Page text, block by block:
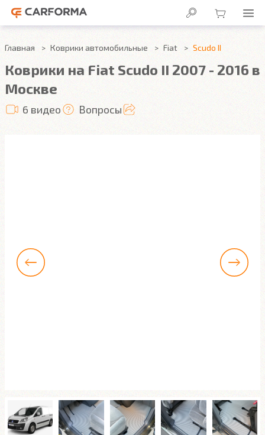
Главная Коврики автомобильные Fiat Scudo II
Коврики на Fiat Scudo II 2007 - 2016 в
Москве
6 видео Вопросы